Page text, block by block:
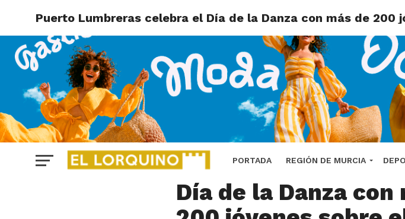
PORTADA REGIÓN DE MURCIA
Puerto Lumbreras celebra el Día de la Danza con más de 200
CULTURA
Puerto Lumbreras
Día de la Danza con